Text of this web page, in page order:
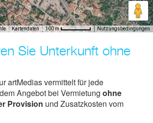
Kartendaten 100 m Nutzungsbedingungen
Sie Unterkunft ohne
artMedias vermittelt für jede
Angebot bei Vermietung ohne
Provision und Zusatzkosten vom